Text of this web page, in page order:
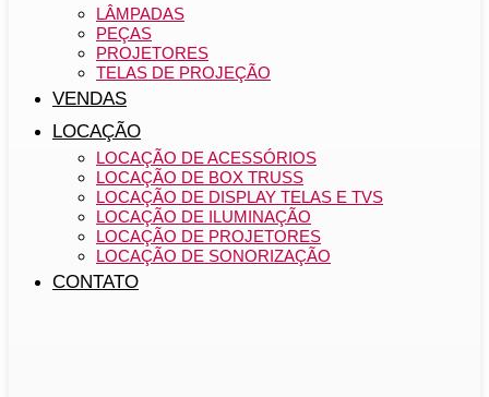
LÂMPADAS
PEÇAS
PROJETORES
TELAS DE PROJEÇÃO
VENDAS
LOCAÇÃO
LOCAÇÃO DE ACESSÓRIOS
LOCAÇÃO DE BOX TRUSS
LOCAÇÃO DE DISPLAY TELAS E TVS
LOCAÇÃO DE ILUMINAÇÃO
LOCAÇÃO DE PROJETORES
LOCAÇÃO DE SONORIZAÇÃO
CONTATO